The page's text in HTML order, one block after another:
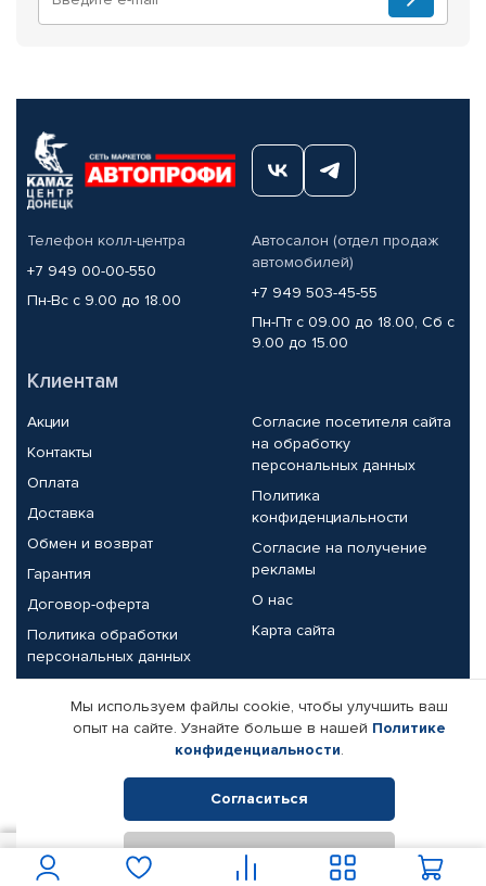
Телефон колл-центра
+7 949 00-00-550
Пн-Вс с 9.00 до 18.00
Автосалон (отдел продаж
автомобилей)
+7 949 503-45-55
Пн-Пт с 09.00 до 18.00, Сб с
9.00 до 15.00
Клиентам
Акции
Контакты
Оплата
Доставка
Обмен и возврат
Гарантия
Договор-оферта
Политика обработки
персональных данных
Согласие посетителя сайта
на обработку
персональных данных
Политика
конфиденциальности
Согласие на получение
рекламы
О нас
Карта сайта
Партнерам
Корпоративным клиентам
Поставщикам
Реквизиты компании
© КАМАЗ ЦЕНТР ДОНЕЦК, 2015-2026. Все права защищены.
Интернет-магазин автомобильных товаров Автопрофи.
Мы используем файлы cookie, чтобы улучшить ваш
опыт на сайте. Узнайте больше в нашей Политике
конфиденциальности.
Согласиться
Отклонить
В корзину